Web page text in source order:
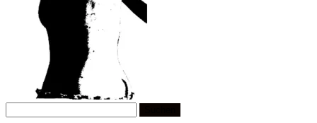
nach: